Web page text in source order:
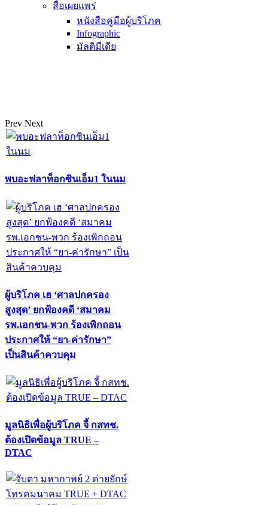
สื่อเผยแพร่
หนังสือคู่มือผู้บริโภค
Infographic
มัลติมีเดีย
Prev Next
พบอะฟลาท็อกซินเอ็ม1 ในนม
ผู้บริโภค เฮ ‘ศาลปกครอง
สูงสุด’ ยกฟ้องคดี ‘สมาคม
รพ.เอกชน-พวก ร้องเพิกถอน
ประกาศให้ “ยา-ค่ารักษา”
เป็นสินค้าควบคุม
มูลนิธิเพื่อผู้บริโภค จี้ กสทช.
ต้องเปิดข้อมูล TRUE –
DTAC